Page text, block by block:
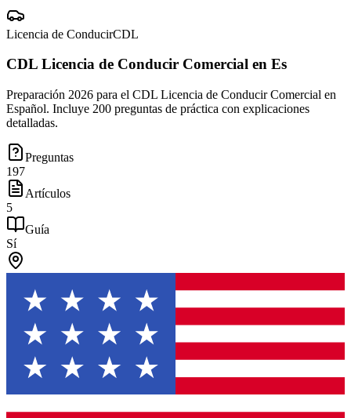
Licencia de ConducirCDL
CDL Licencia de Conducir Comercial en Es
Preparación 2026 para el CDL Licencia de Conducir Comercial en
Español. Incluye 200 preguntas de práctica con explicaciones
detalladas.
Preguntas
197
Artículos
5
Guía
Sí